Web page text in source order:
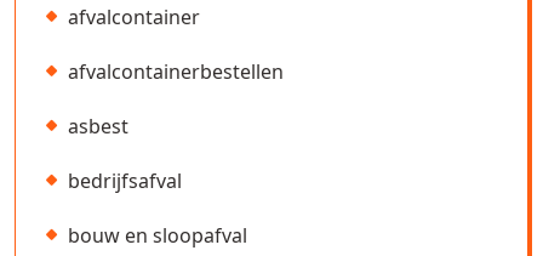
afvalcontainer
afvalcontainerbestellen
asbest
bedrijfsafval
bouw en sloopafval